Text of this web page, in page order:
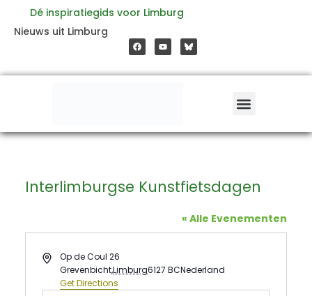
inhoud
Dé inspiratiegids voor Limburg
Nieuws uit Limburg
a
c
e
o
o
o
u
t
b
e
Interlimburgse Kunstfietsdagen
« Alle Evenementen
AddressOp de Coul 26
Grevenbicht,Limburg6127 BCNederland
Get Directions